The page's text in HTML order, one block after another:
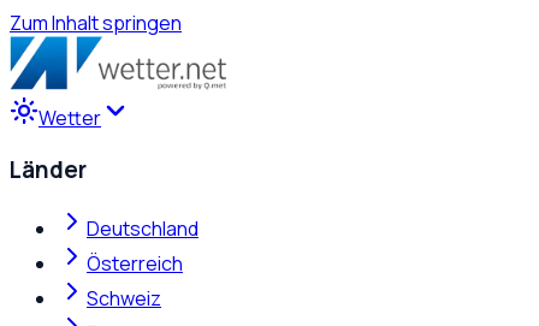
Zum Inhalt springen
Wetter
Länder
Deutschland
Österreich
Schweiz